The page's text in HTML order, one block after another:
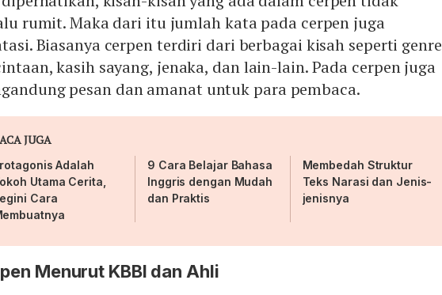
rumit. Maka dari itu jumlah kata pada cerpen juga
Biasanya cerpen terdiri dari berbagai kisah seperti genre
kasih sayang, jenaka, dan lain-lain. Pada cerpen juga
pesan dan amanat untuk para pembaca.
JUGA
Adalah
Utama Cerita,
Cara
9 Cara Belajar Bahasa
Inggris dengan Mudah
dan Praktis
Membedah Struktur
Teks Narasi dan Jenis-
jenisnya
Menurut KBBI dan Ahli